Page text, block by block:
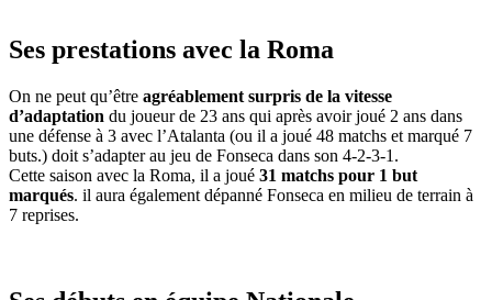
Ses prestations avec la Roma
On ne peut qu’être agréablement surpris de la vitesse
d’adaptation du joueur de 23 ans qui après avoir joué 2 ans dans
une défense à 3 avec l’Atalanta (ou il a joué 48 matchs et marqué 7
buts.) doit s’adapter au jeu de Fonseca dans son 4-2-3-1.
Cette saison avec la Roma, il a joué 31 matchs pour 1 but
marqués. il aura également dépanné Fonseca en milieu de terrain à
7 reprises.